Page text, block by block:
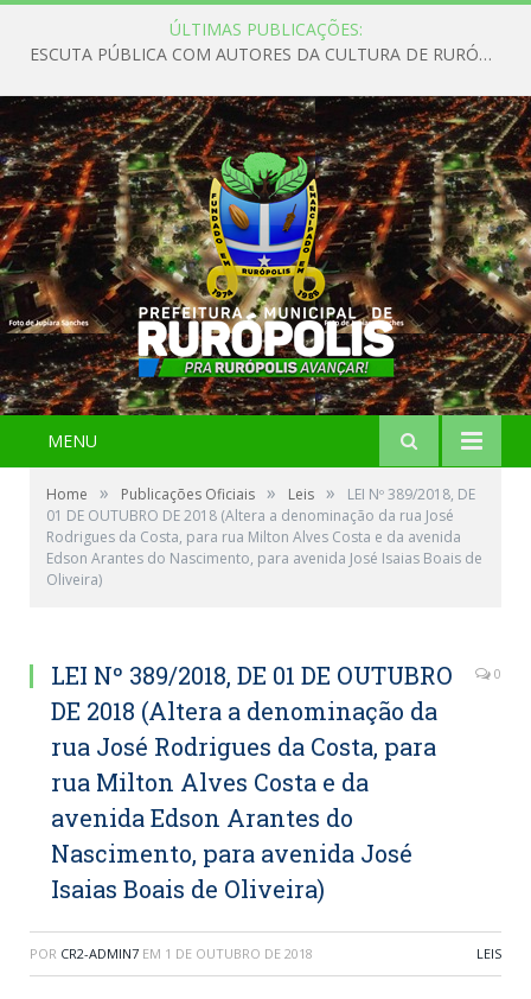
ÚLTIMAS PUBLICAÇÕES:
ESCUTA PÚBLICA COM AUTORES DA CULTURA DE RURÓPOLIS
MENU
Home » Publicações Oficiais » Leis »
LEI Nº 389/2018, DE
01 DE OUTUBRO DE 2018 (Altera a denominação da rua José
Rodrigues da Costa, para rua Milton Alves Costa e da avenida
Edson Arantes do Nascimento, para avenida José Isaias Boais de
Oliveira)
LEI Nº 389/2018, DE 01 DE OUTUBRO
DE 2018 (Altera a denominação da
rua José Rodrigues da Costa, para
rua Milton Alves Costa e da
avenida Edson Arantes do
Nascimento, para avenida José
Isaias Boais de Oliveira)
0
POR CR2-ADMIN7 EM 1 DE OUTUBRO DE 2018 LEIS